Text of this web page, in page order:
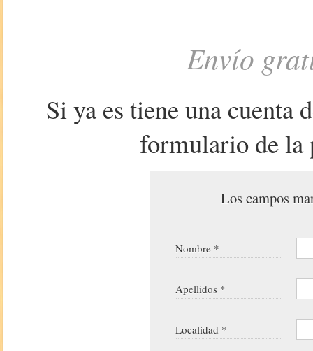
Envío
Si ya es tiene una cuenta
formulario de la
Los campos
Nombre *
Apellidos *
Localidad *